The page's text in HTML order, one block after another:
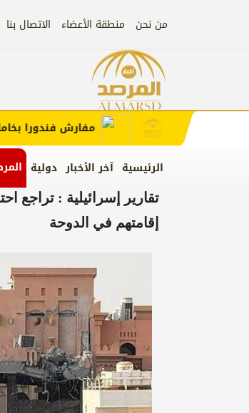
من نحن منطقة الأعضاء الاتصال بنا
الرئيسية آخر الأخبار دولية
مفارش فندورا
تقارير إسرائيلية :
إقامتهم في الدوحة